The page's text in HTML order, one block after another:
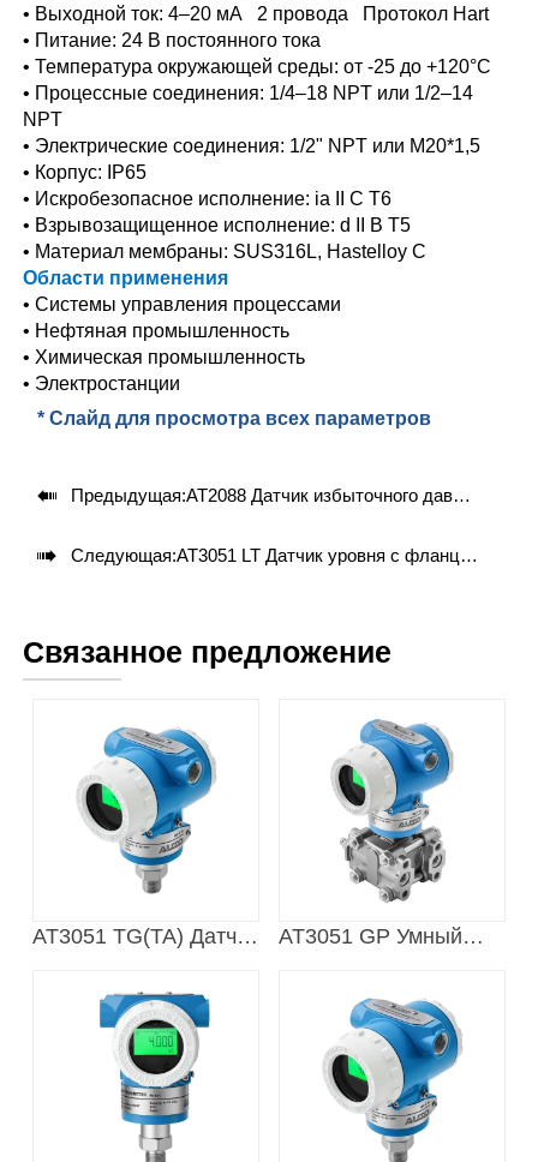
• Выходной ток: 4–20 мА 2 провода Протокол Hart
• Питание: 24 В постоянного тока
• Температура окружающей среды: от -25 до +120°C
• Процессные соединения: 1/4–18 NPT или 1/2–14
NPT
• Электрические соединения: 1/2" NPT или M20*1,5
• Корпус: IP65
• Искробезопасное исполнение: ia II C T6
• Взрывозащищенное исполнение: d II B T5
• Материал мембраны: SUS316L, Hastelloy C
Области применения
• Системы управления процессами
• Нефтяная промышленность
• Химическая промышленность
• Электростанции
* Слайд для просмотра всех параметров
 Предыдущая:AT2088 Датчик избыточного давления
 Следующая:AT3051 LT Датчик уровня с фланцевым креплением
Связанное предложение
AT3051 TG(TA) Датчик
AT3051 GP Умный